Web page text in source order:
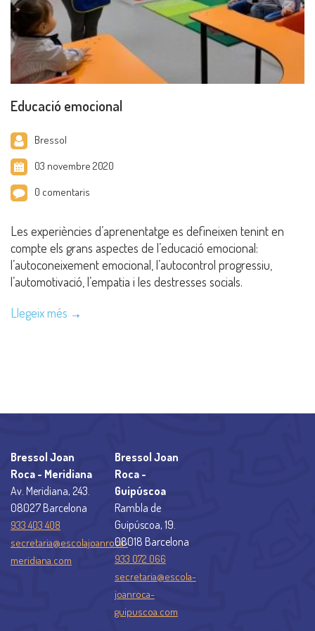
Educació emocional
Bressol
03 novembre 2020
0 comentaris
Les experiències d’aprenentatge es defineixen tenint en
compte els grans aspectes de l’educació emocional:
l’autoconeixement emocional, l’autocontrol progressiu,
l’automotivació, l’empatia i les destresses socials.
Llegeix més
Bressol Joan
Roca - Meridiana
Av. Meridiana, 243.
08027 Barcelona
933 403 408
secretaria@escolajoanroca-
meridiana.com
Bressol Joan
Roca -
Guipúscoa
Rambla de
Guipúscoa, 19.
08018 Barcelona
933 072 066
secretaria@escola-
joanroca-
guipuscoa.com